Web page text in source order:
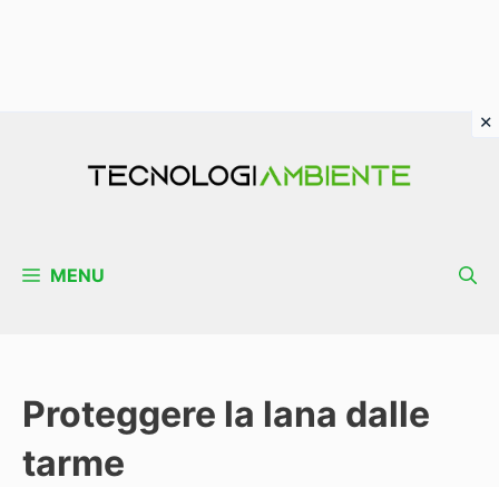
MENU
Proteggere la lana dalle
tarme